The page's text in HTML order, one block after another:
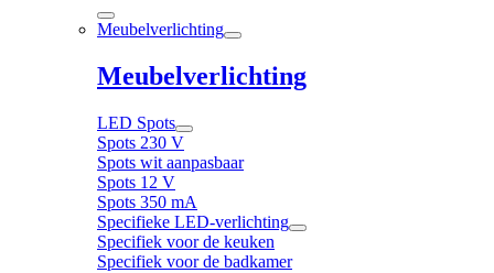
Meubelverlichting
Meubelverlichting
LED Spots
Spots 230 V
Spots wit aanpasbaar
Spots 12 V
Spots 350 mA
Specifieke LED-verlichting
Specifiek voor de keuken
Specifiek voor de badkamer